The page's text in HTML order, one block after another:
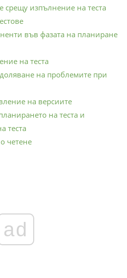
срещу изпълнение на теста
във фазата на планиране
на теста
на проблемите при
на версиите
на теста и
теста
четене
ad